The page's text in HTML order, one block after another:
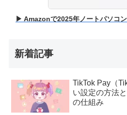
▶ Amazonで2025年ノートパソコ
新着記事
TikTok Pay（
い設定の方法
の仕組み